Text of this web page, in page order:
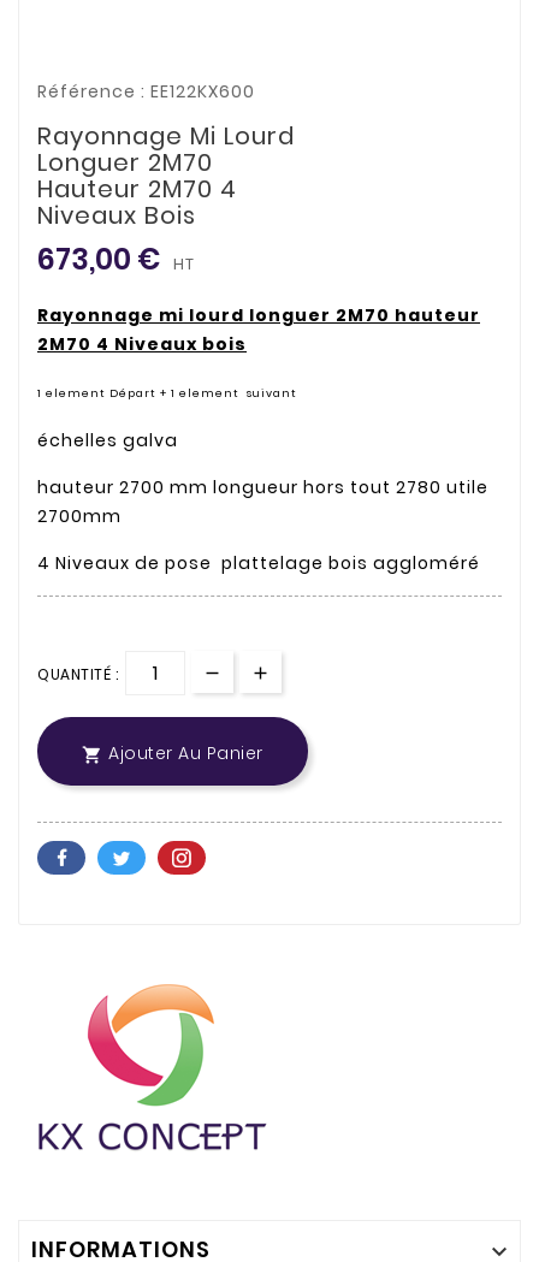
Référence : EE122KX600
Rayonnage Mi Lourd
Longuer 2M70
Hauteur 2M70 4
Niveaux Bois
673,00 € HT
Rayonnage mi lourd longuer 2M70 hauteur
2M70 4 Niveaux bois
1 element Départ + 1 element suivant
échelles galva
hauteur 2700 mm longueur hors tout 2780 utile
2700mm
4 Niveaux de pose plattelage bois aggloméré
QUANTITÉ :
 Ajouter Au Panier
INFORMATIONS 